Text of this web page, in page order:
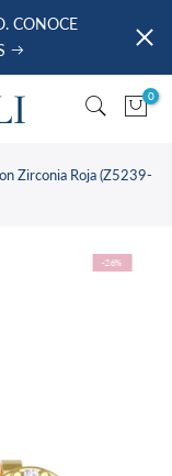
CONOCE
0
Zirconia Roja (Z5239-
-26%